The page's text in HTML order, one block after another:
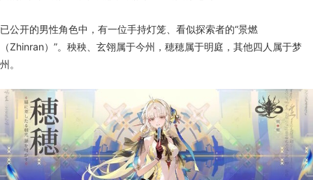
已公开的男性角色中，有一位手持灯笼、看似探索者的“景燃
（Zhinran）”。秧秧、玄翎属于今州，穂穂属于明庭，其他四人属于梦
州。